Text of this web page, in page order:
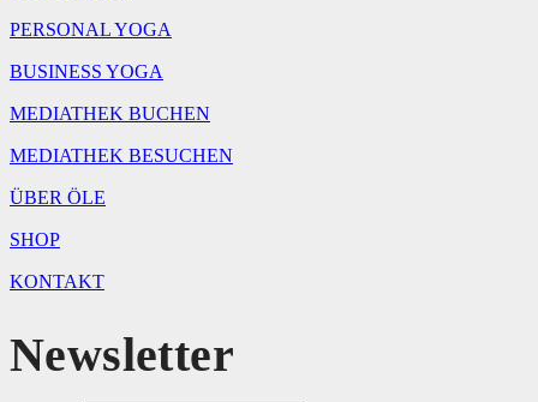
PERSONAL YOGA
BUSINESS YOGA
MEDIATHEK BUCHEN
MEDIATHEK BESUCHEN
ÜBER ÖLE
SHOP
KONTAKT
Newsletter